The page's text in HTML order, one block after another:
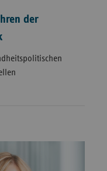
der